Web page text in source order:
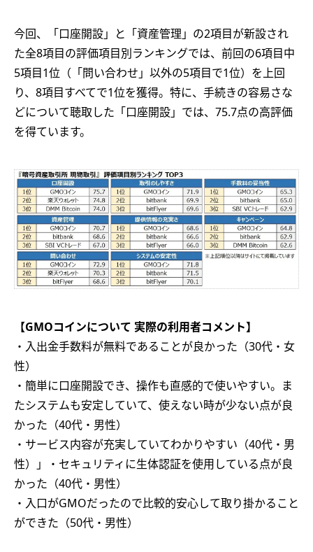
今回、「口座開設」と「資産管理」の2項目が新設され
た全8項目の評価項目別ランキングでは、前回の6項目中
5項目1位（「問い合わせ」以外の5項目で1位）を上回
り、8項目すべてで1位を獲得。特に、手続きの容易さな
どについて聴取した「口座開設」では、75.7点の高評価
を得ています。
【GMOコインについて 実際の利用者コメント】
・入出金手数料が無料であることが良かった（30代・女
性）
・簡単に口座開設でき、操作も直感的で使いやすい。ま
たシステムも安定していて、使えない時が少ない点が良
かった（40代・男性）
・サービス内容が充実していてわかりやすい（40代・男
性）」・セキュリティに生体認証を使用している点が良
かった（40代・男性）
・入口がGMOだったので比較的安心して取り掛かること
ができた（50代・男性）